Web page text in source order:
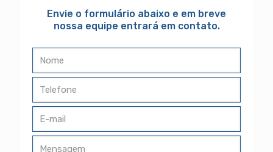
Envie o formulário abaixo e em breve
nossa equipe entrará em contato.